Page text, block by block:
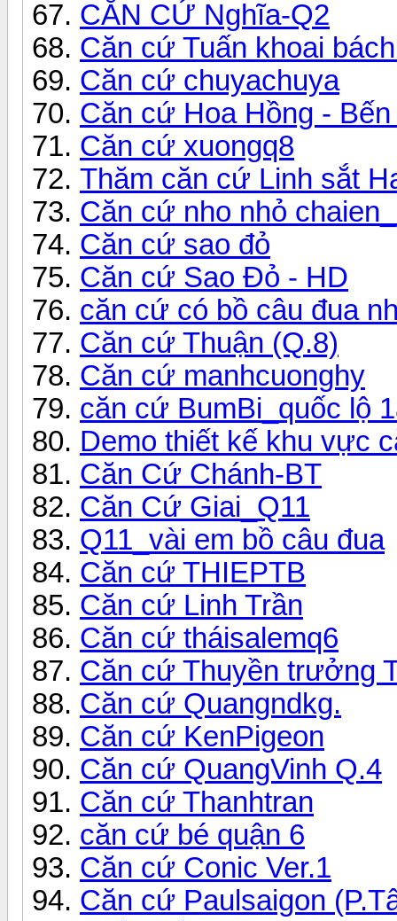
CĂN CỨ Nghĩa-Q2
Căn cứ Tuấn khoai
Căn cứ chuyachuya
Căn cứ Hoa Hồng -
Căn cứ xuongq8
Thăm căn cứ Linh sắt
Căn cứ nho nhỏ
Căn cứ sao đỏ
Căn cứ Sao Đỏ - HD
căn cứ có bồ câu đua
Căn cứ Thuận (Q.8)
Căn cứ manhcuonghy
căn cứ BumBi_quốc lộ
Demo thiết kế khu vực
Căn Cứ Chánh-BT
Căn Cứ Giai_Q11
Q11_vài em bồ câu đua
Căn cứ THIEPTB
Căn cứ Linh Trần
Căn cứ tháisalemq6
Căn cứ Thuyền trưởng
Căn cứ Quangndkg.
Căn cứ KenPigeon
Căn cứ QuangVinh Q.4
Căn cứ Thanhtran
căn cứ bé quận 6
Căn cứ Conic Ver.1
Căn cứ Paulsaigon